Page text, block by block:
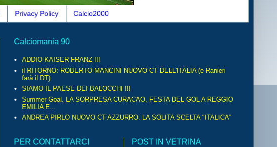
Privacy Policy Calcio2000
Calciomania 90
ADDIO KAISER FRANZ !!!
il RITORNO: ROBERTO MANCINI NUOVO CT DELL'ITALIA (e Ranieri
farà il DT)
SIAMO IL PAESE DEI BALOCCHI !!!
Summer Goal. LA SORPRESA CURACAO, FESTA DEL GOL A REGGIO
EMILIA E...
ANDREA PIRLO NUOVO CT AZZURRO. LA SOLITA SCELTA "ITALICA"
PER CONTATTARCI POST IN VETRINA